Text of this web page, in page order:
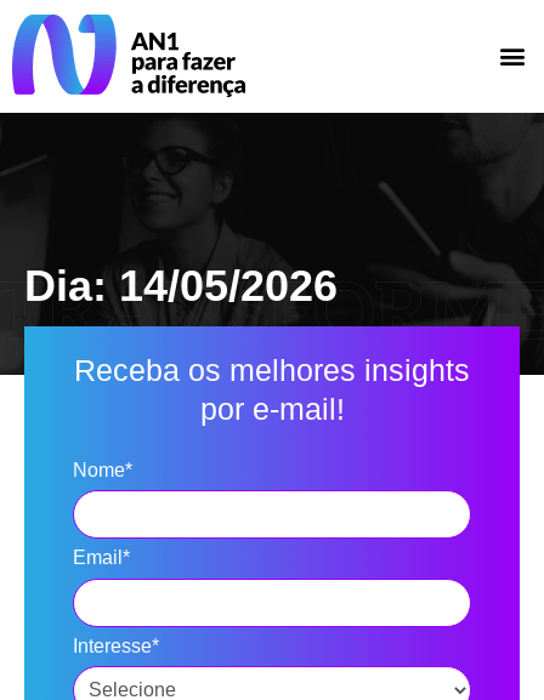
Dia: 14/05/2026
Receba os melhores insights
por e-mail!
Nome*
Email*
Interesse*